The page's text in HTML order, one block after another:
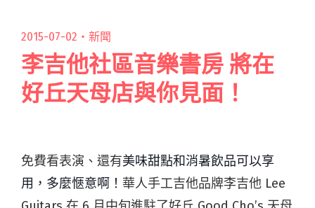
2015-07-02・ 新聞
李吉他社區音樂書房 將在
好丘天母店與你見面！
免費看表演、還有美味甜點和消暑飲品可以享
用，多麼愜意啊！ 華人手工吉他品牌李吉他 Lee